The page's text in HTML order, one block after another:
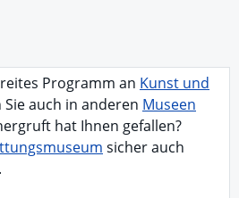
Programm an Kunst und
Sie auch in anderen Museen
hat Ihnen gefallen?
sicher auch